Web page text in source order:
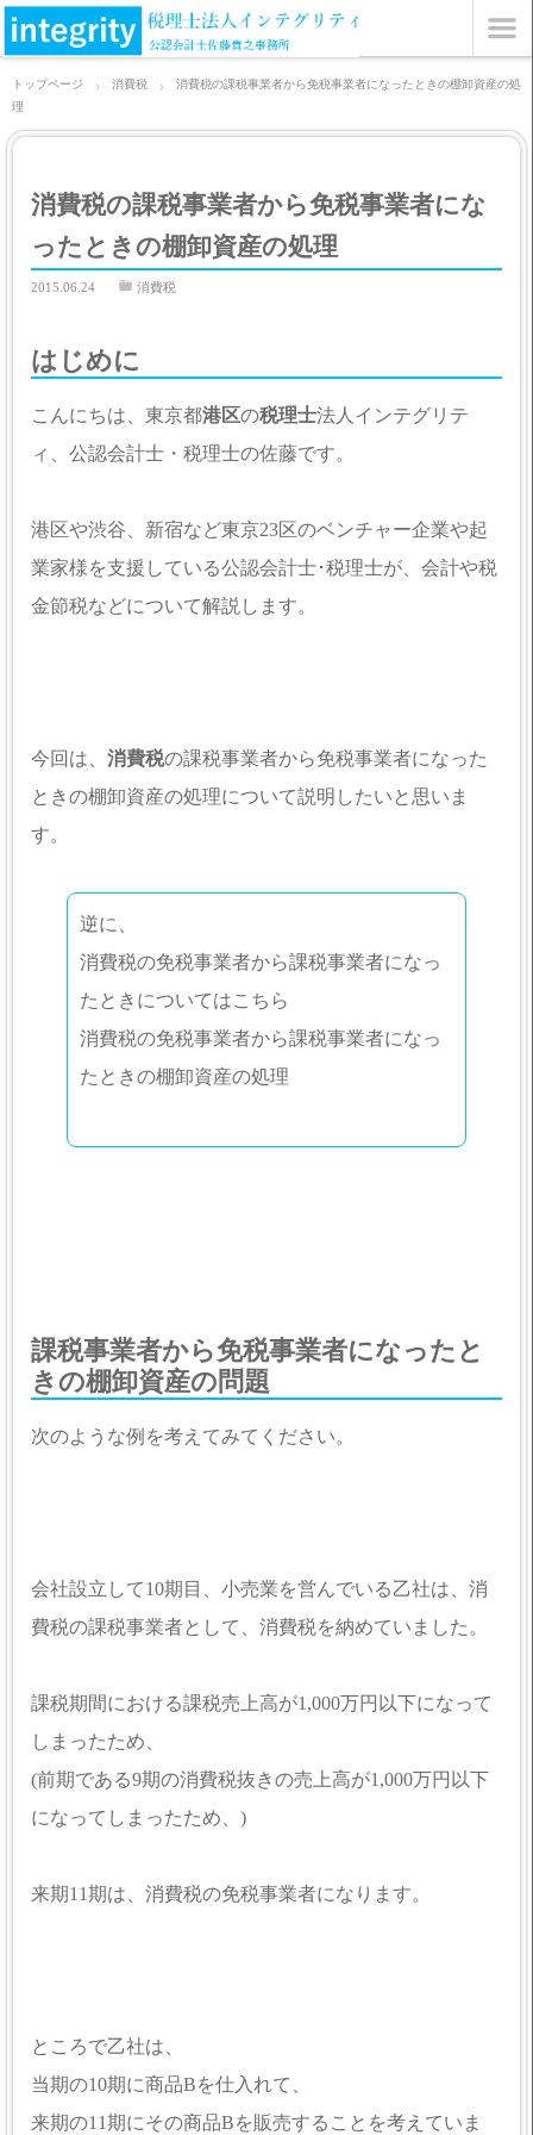
トップページ 消費税
消費税の課税事業者から免税事業者になったときの棚卸資産の処
理
消費税の課税事業者から免税事業者にな
ったときの棚卸資産の処理
2015.06.24 消費税
はじめに
こんにちは、東京都港区の税理士法人インテグリテ
ィ、公認会計士・税理士の佐藤です。
港区や渋谷、新宿など東京23区のベンチャー企業や起
業家様を支援している公認会計士･税理士が、会計や税
金節税などについて解説します。
今回は、 消費税の課税事業者から免税事業者になった
ときの棚卸資産の処理について説明したいと思いま
す。
逆に、
消費税の免税事業者から課税事業者になっ
たときについてはこちら
消費税の免税事業者から課税事業者になっ
たときの棚卸資産の処理
課税事業者から免税事業者になったと
きの棚卸資産の問題
次のような例を考えてみてください。
会社設立して10期目、小売業を営んでいる乙社は、消
費税の課税事業者として、消費税を納めていました。
課税期間における課税売上高が1,000万円以下になって
しまったため、
(前期である9期の消費税抜きの売上高が1,000万円以下
になってしまったため、)
来期11期は、消費税の免税事業者になります。
ところで乙社は、
当期の10期に商品Bを仕入れて、
来期の11期にその商品Bを販売することを考えていま